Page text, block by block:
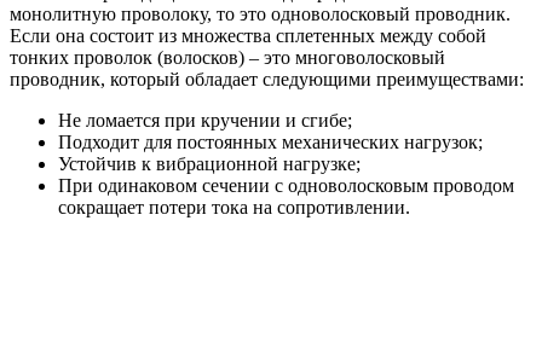
монолитную проволоку, то это одноволосковый проводник.
Если она состоит из множества сплетенных между собой
тонких проволок (волосков) – это многоволосковый
проводник, который обладает следующими преимуществами:
Не ломается при кручении и сгибе;
Подходит для постоянных механических нагрузок;
Устойчив к вибрационной нагрузке;
При одинаковом сечении с одноволосковым проводом
сокращает потери тока на сопротивлении.